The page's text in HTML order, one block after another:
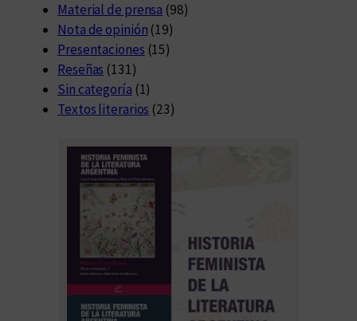
Material de prensa (98)
Nota de opinión (19)
Presentaciones (15)
Reseñas (131)
Sin categoría (1)
Textos literarios (23)